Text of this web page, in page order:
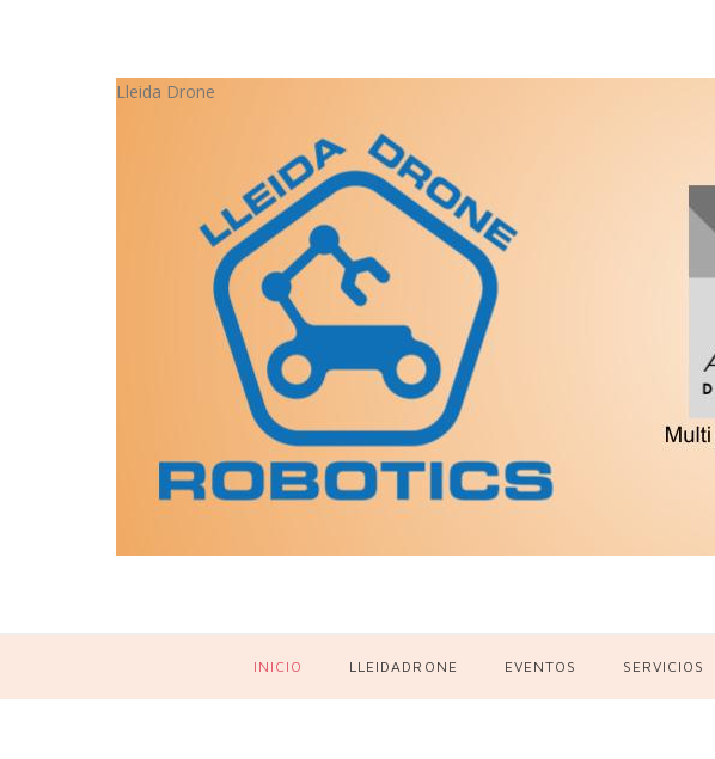
Lleida Drone
INICIO LLEIDADRONE EVENTOS SERVICIOS